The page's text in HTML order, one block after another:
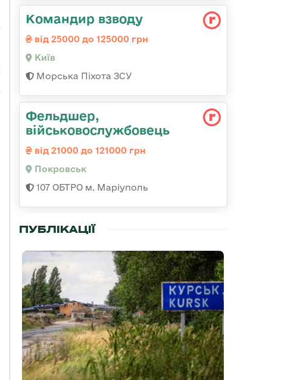
Командир взводу
від 25000 до 125000 грн
Київ
Морська Піхота ЗСУ
Фельдшер,
військовослужбовець
від 21000 до 121000 грн
Покровськ
107 ОБТРО м. Маріуполь
ПУБЛІКАЦІЇ